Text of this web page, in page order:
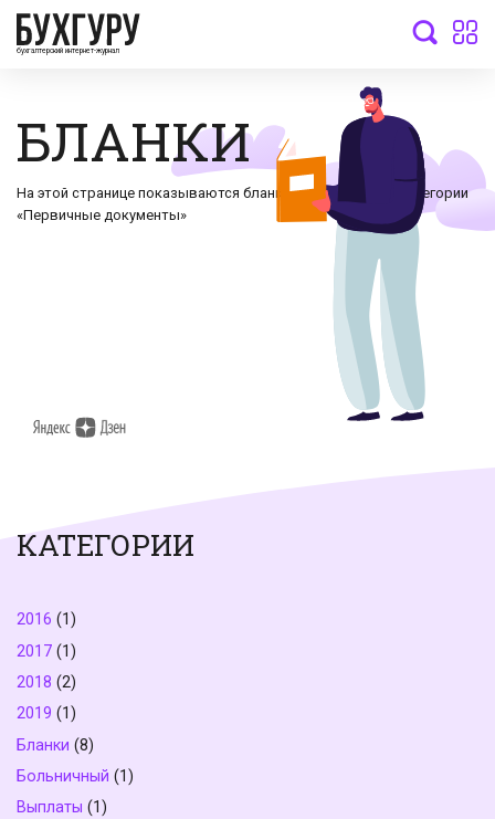
бухгалтерский интернет-журнал
БЛАНКИ
На этой странице показываются бланки документов по категории
«Первичные документы»
КАТЕГОРИИ
2016 (1)
2017 (1)
2018 (2)
2019 (1)
Бланки (8)
Больничный (1)
Выплаты (1)